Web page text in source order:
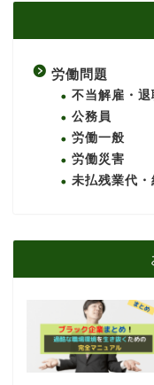
労働問題
不当解雇・退
公務員
労働一般
労働災害
未払残業代・